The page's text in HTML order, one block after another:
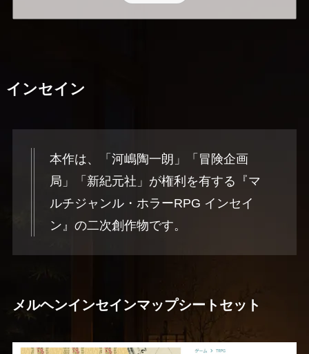
インセイン
本作は、「河嶋陶一朗」「冒険企画
局」「新紀元社」が権利を有する『マ
ルチジャンル・ホラーRPG インセイ
ン』の二次創作物です。
メルヘンインセインマップシートセット